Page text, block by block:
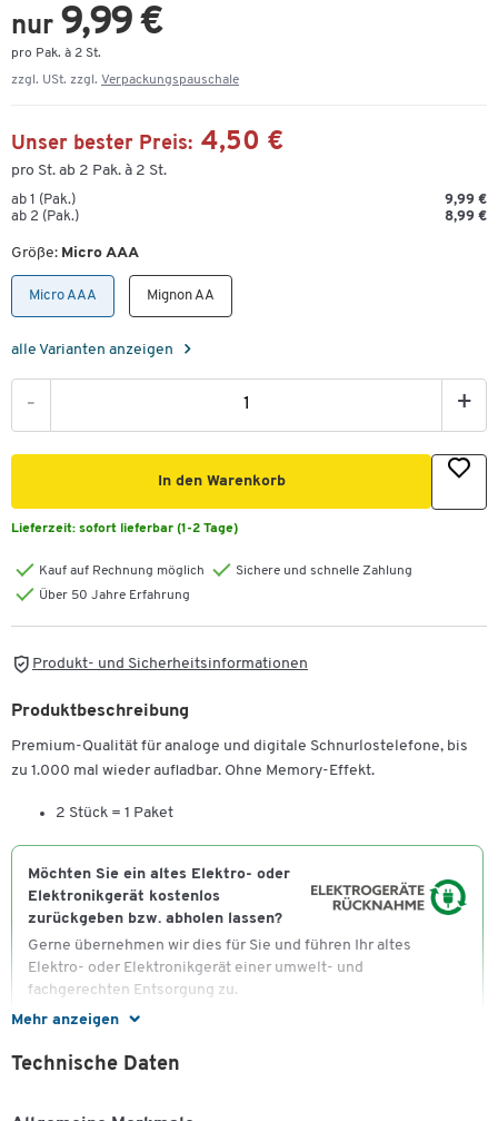
nur 9,99 €
pro Pak. à 2 St.
zzgl. USt. zzgl. Verpackungspauschale
Unser bester Preis: 4,50 €
pro St. ab 2 Pak. à 2 St.
ab 1 (Pak.)
9,99 €
ab 2 (Pak.)
8,99 €
Größe: Micro AAA
Micro AAA Mignon AA
alle Varianten anzeigen
- +
In den Warenkorb
Lieferzeit: sofort lieferbar (1-2 Tage)
Kauf auf Rechnung möglich
Sichere und schnelle Zahlung
Über 50 Jahre Erfahrung
Produkt- und Sicherheitsinformationen
Mehr anzeigen
Produktbeschreibung
Premium-Qualität für analoge und digitale Schnurlostelefone, bis
zu 1.000 mal wieder aufladbar. Ohne Memory-Effekt.
2 Stück = 1 Paket
Möchten Sie ein altes Elektro- oder
Elektronikgerät kostenlos
zurückgeben bzw. abholen lassen?
Gerne übernehmen wir dies für Sie und führen Ihr altes
Elektro- oder Elektronikgerät einer umwelt- und
fachgerechten Entsorgung zu.
Auf unserer Shop-Seite
Sie wichtige Informationen über Ihre Möglichkeiten zur
Technische Daten